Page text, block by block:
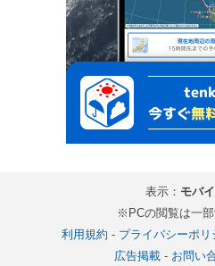
表示： モバ
※PCの閲覧は一
利用規約 - プライバシーポリ
広告掲載- お問い